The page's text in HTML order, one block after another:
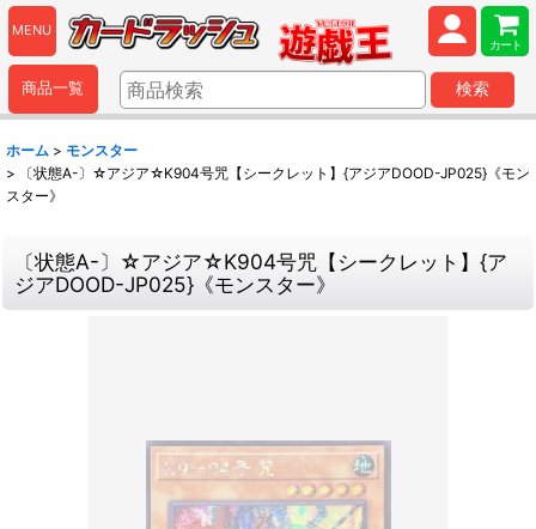
MENU
カート
商品一覧 検索
ホーム > モンスター
>
〔状態A-〕☆アジア☆K904号咒【シークレット】{アジアDOOD-JP025}《モン
スター》
〔状態A-〕☆アジア☆K904号咒【シークレット】{ア
ジアDOOD-JP025}《モンスター》